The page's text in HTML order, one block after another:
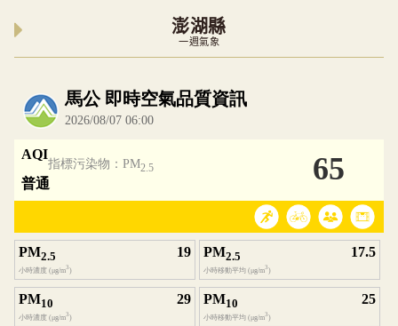
澎湖縣
一週氣象
內嵌空氣品質小工具為視覺預覽，完整即時空